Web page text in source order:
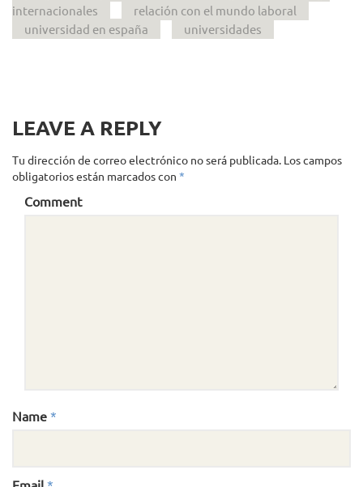
internacionales
relación con el mundo laboral
universidad en españa
universidades
LEAVE A REPLY
Tu dirección de correo electrónico no será publicada. Los campos
obligatorios están marcados con *
Comment
Name *